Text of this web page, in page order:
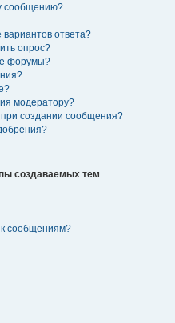
сообщению?
ответа?
опрос?
форумы?
модератору?
создании сообщения?
создаваемых тем
сообщениям?